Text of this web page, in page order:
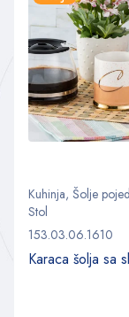
Kuhinja, Šolje
Stol
153.03.06.1610
Karaca šolja sa